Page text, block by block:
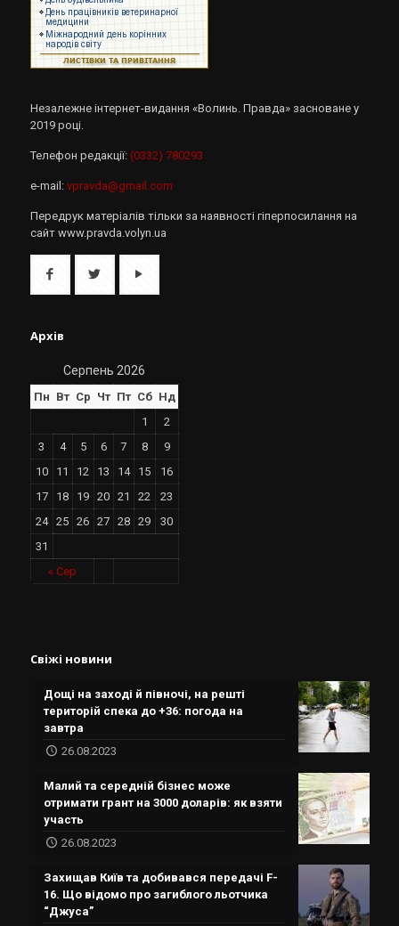
Незалежне інтернет-видання «Волинь. Правда» засноване у
2019 році.
Телефон редакції: (0332) 780293
e-mail: vpravda@gmail.com
Передрук матеріалів тільки за наявності гіперпосилання на
сайт www.pravda.volyn.ua
Архів
Серпень 2026
Пн Вт Ср Чт Пт Сб Нд
« Сер
1
2
3
4 5 6 7 8
9
10
11 12 13 14 15
16
17
18 19 20 21 22
23
24
25 26 27 28 29
30
31
Свіжі новини
Дощі на заході й півночі, на решті
територій спека до +36: погода на
завтра
26.08.2023
Малий та середній бізнес може
отримати грант на 3000 доларів: як взяти
участь
26.08.2023
Захищав Київ та добивався передачі F-
16. Що відомо про загиблого льотчика
“Джуса”